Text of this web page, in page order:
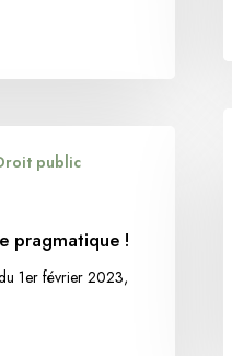
public
pragmatique !
1er février 2023,